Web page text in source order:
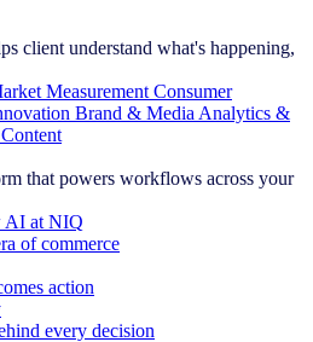
client understand what's happening,
Measurement Consumer
Brand & Media Analytics &
that powers workflows across your
AI at NIQ
of commerce
action
every decision